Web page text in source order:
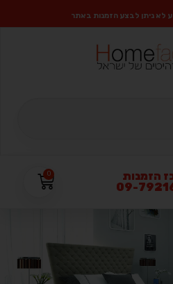
לא ניתן לבצע הזמנות באתר
הזמנות
09-
0